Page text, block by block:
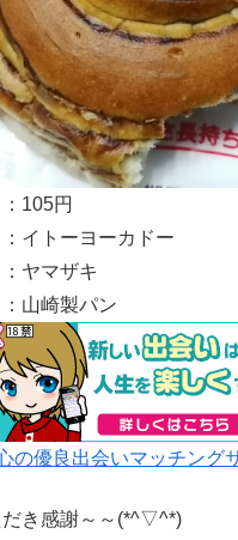
105円
イトーヨーカドー
ヤマザキ
山崎製パン
の優良出会いマッチング
だき感謝～～(*^▽^*)